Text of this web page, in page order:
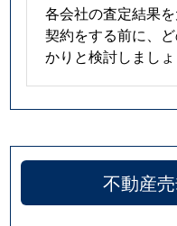
各会社の査定結果
契約をする前に、
かりと検討しましょ
不動産